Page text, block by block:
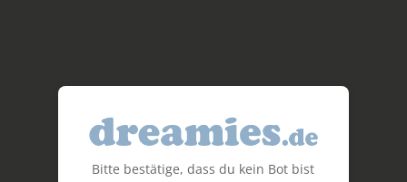
Bitte bestätige, dass du kein Bot bist